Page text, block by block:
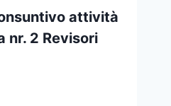
attività
nr. 2 Revisori